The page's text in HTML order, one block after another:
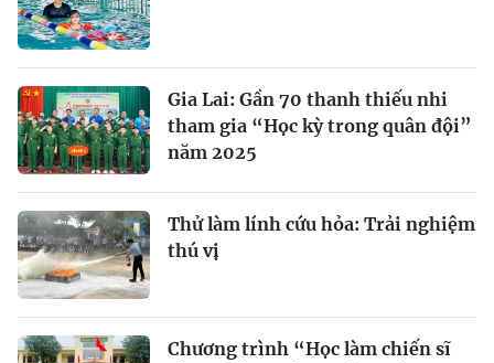
Gia Lai: Gần 70 thanh thiếu nhi
tham gia “Học kỳ trong quân đội”
năm 2025
Thử làm lính cứu hỏa: Trải nghiệm
thú vị
Chương trình “Học làm chiến sĩ